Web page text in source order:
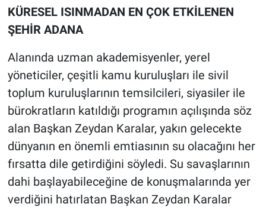
KÜRESEL ISINMADAN EN ÇOK ETKİLENEN
ŞEHİR ADANA
Alanında uzman akademisyenler, yerel
yöneticiler, çeşitli kamu kuruluşları ile sivil
toplum kuruluşlarının temsilcileri, siyasiler ile
bürokratların katıldığı programın açılışında söz
alan Başkan Zeydan Karalar, yakın gelecekte
dünyanın en önemli emtiasının su olacağını her
fırsatta dile getirdiğini söyledi. Su savaşlarının
dahi başlayabileceğine de konuşmalarında yer
verdiğini hatırlatan Başkan Zeydan Karalar